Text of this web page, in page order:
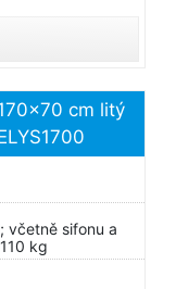
cm litý
včetně sifonu a
kg